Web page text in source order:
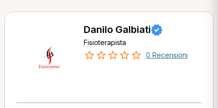
Danilo Galbiati
Fisioterapista
0 Recensioni